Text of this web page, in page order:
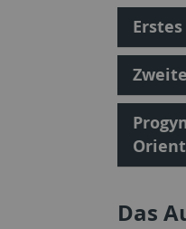
Das